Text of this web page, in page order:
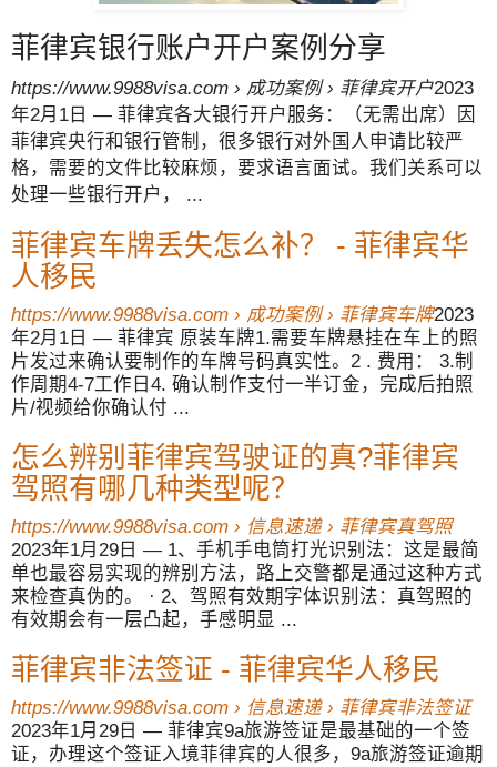
菲律宾银行账户开户案例分享
https://www.9988visa.com › 成功案例 › 菲律宾开户2023
年2月1日 — 菲律宾各大银行开户服务：（无需出席）因
菲律宾央行和银行管制，很多银行对外国人申请比较严
格，需要的文件比较麻烦，要求语言面试。我们关系可以
处理一些银行开户， ...
菲律宾车牌丢失怎么补？ - 菲律宾华
人移民
https://www.9988visa.com › 成功案例 › 菲律宾车牌2023
年2月1日 — 菲律宾 原装车牌1.需要车牌悬挂在车上的照
片发过来确认要制作的车牌号码真实性。2 . 费用： 3.制
作周期4-7工作日4. 确认制作支付一半订金，完成后拍照
片/视频给你确认付 ...
怎么辨别菲律宾驾驶证的真?菲律宾
驾照有哪几种类型呢？
https://www.9988visa.com › 信息速递 › 菲律宾真驾照
2023年1月29日 — 1、手机手电筒打光识别法：这是最简
单也最容易实现的辨别方法，路上交警都是通过这种方式
来检查真伪的。 · 2、驾照有效期字体识别法：真驾照的
有效期会有一层凸起，手感明显 ...
菲律宾非法签证 - 菲律宾华人移民
https://www.9988visa.com › 信息速递 › 菲律宾非法签证
2023年1月29日 — 菲律宾9a旅游签证是最基础的一个签
证，办理这个签证入境菲律宾的人很多，9a旅游签证逾期